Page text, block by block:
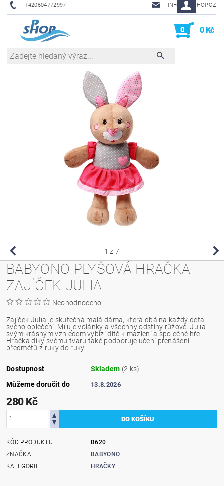
+420604772997 INFO@PHSHOP.CZ
0 0 Kč
1 z 7
BABYONO PLYŠOVÁ HRAČKA
ZAJÍČEK JULIA
Neohodnoceno
Zajíček Julia je skutečná malá dáma, která dbá na každý detail
svého oblečení. Miluje volánky a všechny odstíny růžové. Julia
svým krásným vzhledem vybízí dítě k mazlení a společné hře.
Hračka díky svému tvaru také podporuje učení přenášení
předmětů z ruky do ruky.
Dostupnost Skladem (2 ks)
Můžeme doručit do
13.8.2026
280 Kč
KÓD PRODUKTU
B620
ZNAČKA
BABYONO
KATEGORIE
HRAČKY